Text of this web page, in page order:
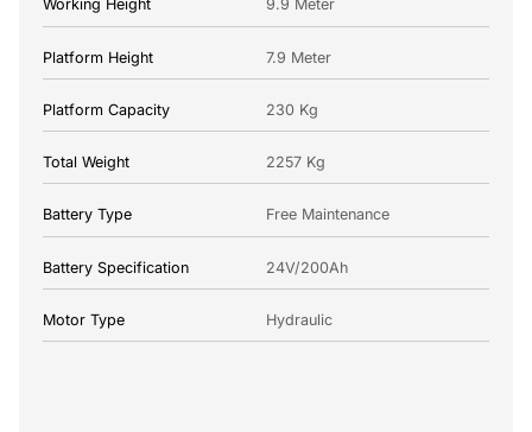
Working Height 9.9 Meter
Platform Height 7.9 Meter
Platform Capacity 230 Kg
Total Weight 2257 Kg
Battery Type Free Maintenance
Battery Specification 24V/200Ah
Motor Type Hydraulic